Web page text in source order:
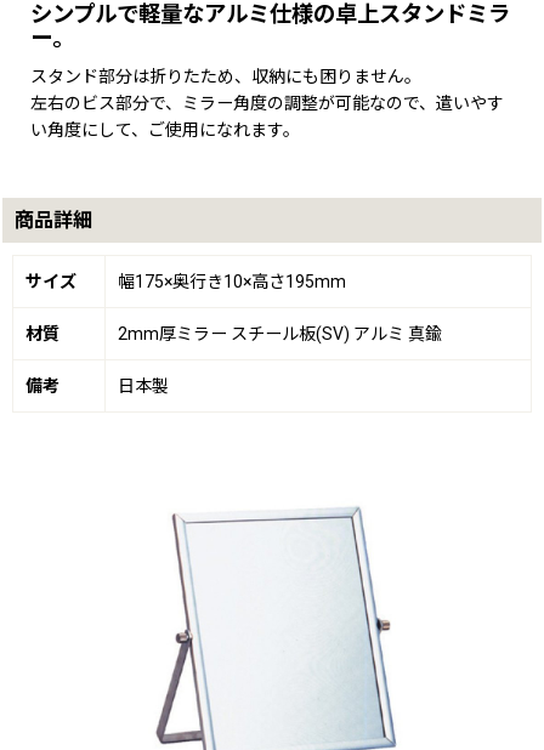
シンプルで軽量なアルミ仕様の卓上スタンドミラ
ー。
スタンド部分は折りたため、収納にも困りません。
左右のビス部分で、ミラー角度の調整が可能なので、遣いやす
い角度にして、ご使用になれます。
商品詳細
サイズ 幅175×奥行き10×高さ195mm
材質 2mm厚ミラー スチール板(SV) アルミ 真鍮
備考 日本製